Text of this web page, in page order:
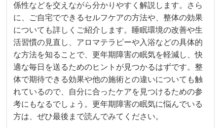
係性などを交えながら分かりやすく解説します。さら
に、ご自宅でできるセルフケアの方法や、整体の効果
についても詳しくご紹介します。睡眠環境の改善や生
活習慣の見直し、アロマテラピーや入浴などの具体的
な方法を知ることで、更年期障害の眠気を軽減し、快
適な毎日を送るためのヒントが見つかるはずです。整
体で期待できる効果や他の施術との違いについても触
れているので、自分に合ったケアを見つけるための参
考にもなるでしょう。更年期障害の眠気に悩んでいる
方は、ぜひ最後まで読んでみてください。